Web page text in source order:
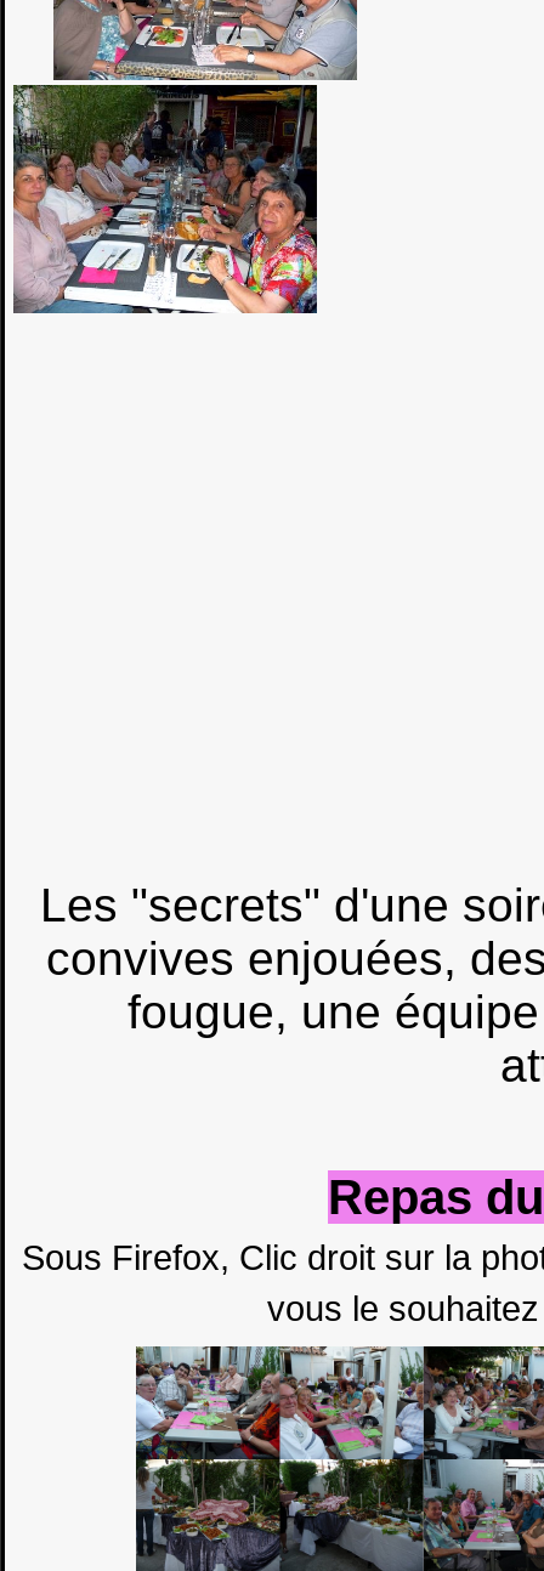
Les "secrets" d'une
convives enjouées,
fougue, une
Repas
Sous Firefox, Clic droit sur la
vous le souhaitez